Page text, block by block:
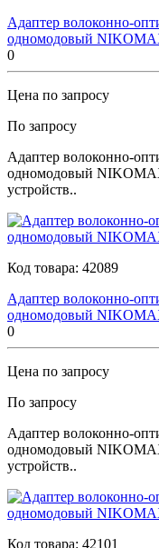
Адаптер волоконно-
одномодовый
0
Цена по запросу
По запросу
Адаптер волоконно-
одномодовый
устройств..
Код товара: 42089
Адаптер волоконно-
одномодовый
0
Цена по запросу
По запросу
Адаптер волоконно-
одномодовый
устройств..
Код товара: 42101